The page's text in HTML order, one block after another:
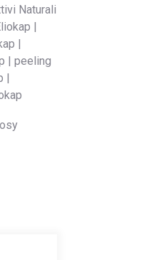
Naturali
|
|
| peeling
|